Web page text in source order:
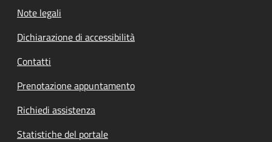
Note legali
Dichiarazione di accessibilità
Contatti
Prenotazione appuntamento
Richiedi assistenza
Statistiche del portale